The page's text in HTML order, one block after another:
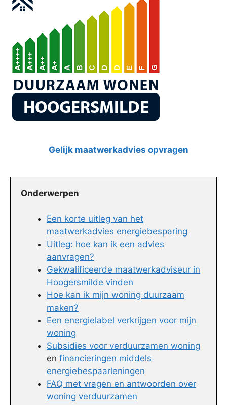
Gelijk maatwerkadvies opvragen
Onderwerpen
Een korte uitleg van het
maatwerkadvies energiebesparing
Uitleg: hoe kan ik een advies
aanvragen?
Gekwalificeerde maatwerkadviseur in
Hoogersmilde vinden
Hoe kan ik mijn woning duurzaam
maken?
Een energielabel verkrijgen voor mijn
woning
Subsidies voor verduurzamen woning
en financieringen middels
energiebespaarleningen
FAQ met vragen en antwoorden over
woning verduurzamen